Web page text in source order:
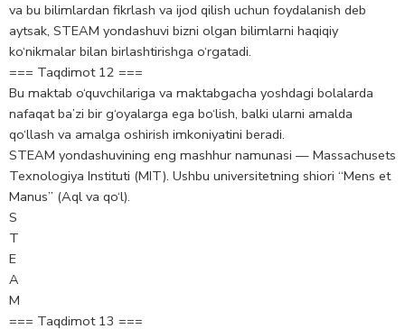
va bu bilimlardan fikrlash va ijod qilish uchun foydalanish deb
aytsak, STEAM yondashuvi bizni olgan bilimlarni haqiqiy
ko‘nikmalar bilan birlashtirishga o‘rgatadi.
=== Taqdimot 12 ===
Bu maktab o‘quvchilariga va maktabgacha yoshdagi bolalarda
nafaqat ba’zi bir g‘oyalarga ega bo‘lish, balki ularni amalda
qo‘llash va amalga oshirish imkoniyatini beradi.
STEAM yondashuvining eng mashhur namunasi — Massachusets
Texnologiya Instituti (MIT). Ushbu universitetning shiori “Mens et
Manus” (Aql va qo‘l).
S
T
E
A
M
=== Taqdimot 13 ===